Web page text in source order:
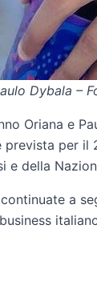
Dybala –
Oriana e
prevista per
e della
a